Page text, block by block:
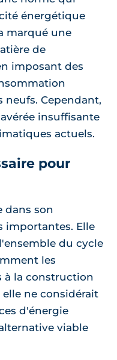
énergétique
marqué une
de
imposant des
Cependant,
insuffisante
actuels.
pour
dans son
importantes. Elle
du cycle
les
à la construction
ne considérait
d'énergie
viable